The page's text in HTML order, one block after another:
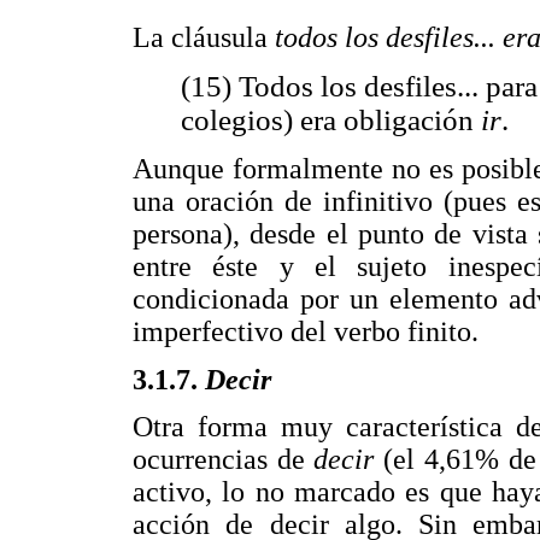
La cláusula todos los desfiles...
(15) Todos los desfiles...
colegios) era obligación ir.
Aunque formalmente no es
una oración de infinitivo (pues
persona), desde el punto de
entre éste y el sujeto
condicionada por un elemento
imperfectivo del verbo finito.
3.1.7. Decir
Otra forma muy característica
ocurrencias dedecir (el 4,61%
activo, lo no marcado es que
acción de decir algo. Sin